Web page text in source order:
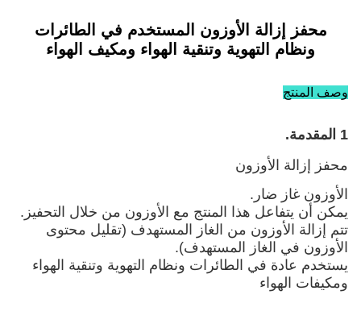
محفز إزالة الأوزون المستخدم في الطائرات
ونظام التهوية وتنقية الهواء ومكيف الهواء
وصف المنتج
1 المقدمة.
محفز إزالة الأوزون
الأوزون غاز ضار.
يمكن أن يتفاعل هذا المنتج مع الأوزون من خلال التحفيز.
تتم إزالة الأوزون من الغاز المستهدف (تقليل محتوى
الأوزون في الغاز المستهدف).
يستخدم عادة في الطائرات ونظام التهوية وتنقية الهواء
ومكيفات الهواء